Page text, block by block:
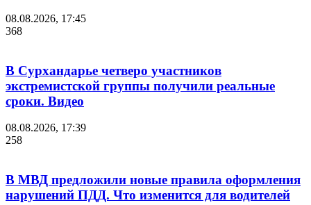
08.08.2026, 17:45
368
В Сурхандарье четверо участников
экстремистской группы получили реальные
сроки. Видео
08.08.2026, 17:39
258
В МВД предложили новые правила оформления
нарушений ПДД. Что изменится для водителей